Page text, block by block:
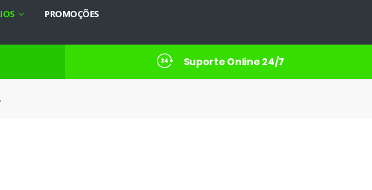
PROMOÇÕES
Suporte Online 24/7